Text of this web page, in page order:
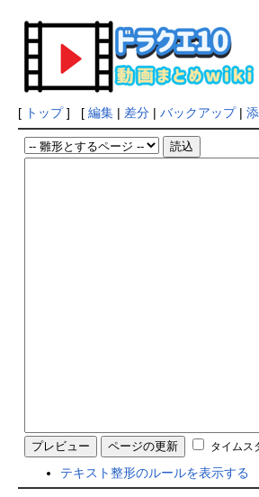
[ トップ] [ 編集| 差分| バックアップ|
タイムス
テキスト整形のルールを表示する